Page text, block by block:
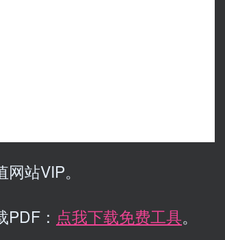
站VIP。
： 点我下载免费工具。